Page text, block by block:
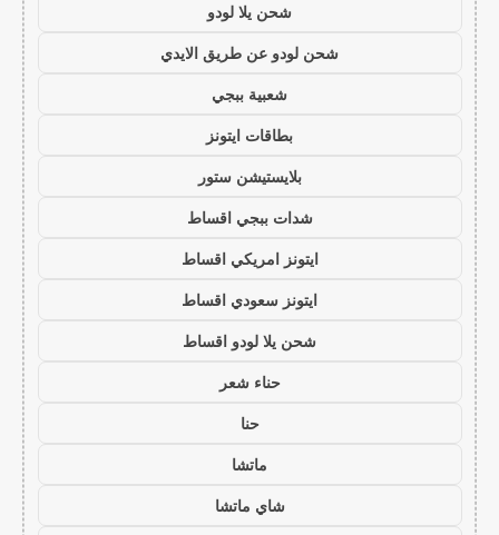
شحن يلا لودو
شحن لودو عن طريق الايدي
شعبية ببجي
بطاقات ايتونز
بلايستيشن ستور
شدات ببجي اقساط
ايتونز امريكي اقساط
ايتونز سعودي اقساط
شحن يلا لودو اقساط
حناء شعر
حنا
ماتشا
شاي ماتشا